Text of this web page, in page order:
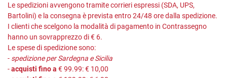
Le spedizioni avvengono tramite corrieri espressi (SDA, UPS,
Bartolini) e la consegna è prevista entro 24/48 ore dalla spedizione.
I clienti che scelgono la modalità di pagamento in Contrassegno
hanno un sovrapprezzo di € 6.
Le spese di spedizione sono:
- spedizione per Sardegna e Sicilia
-acquisti fino a € 99.99: € 10,00